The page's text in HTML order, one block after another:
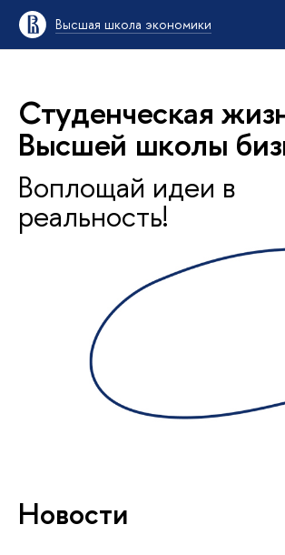
Высшая школа экономики
Студенческая
Высшей школы
Воплощай идеи в
реальность!
Новости